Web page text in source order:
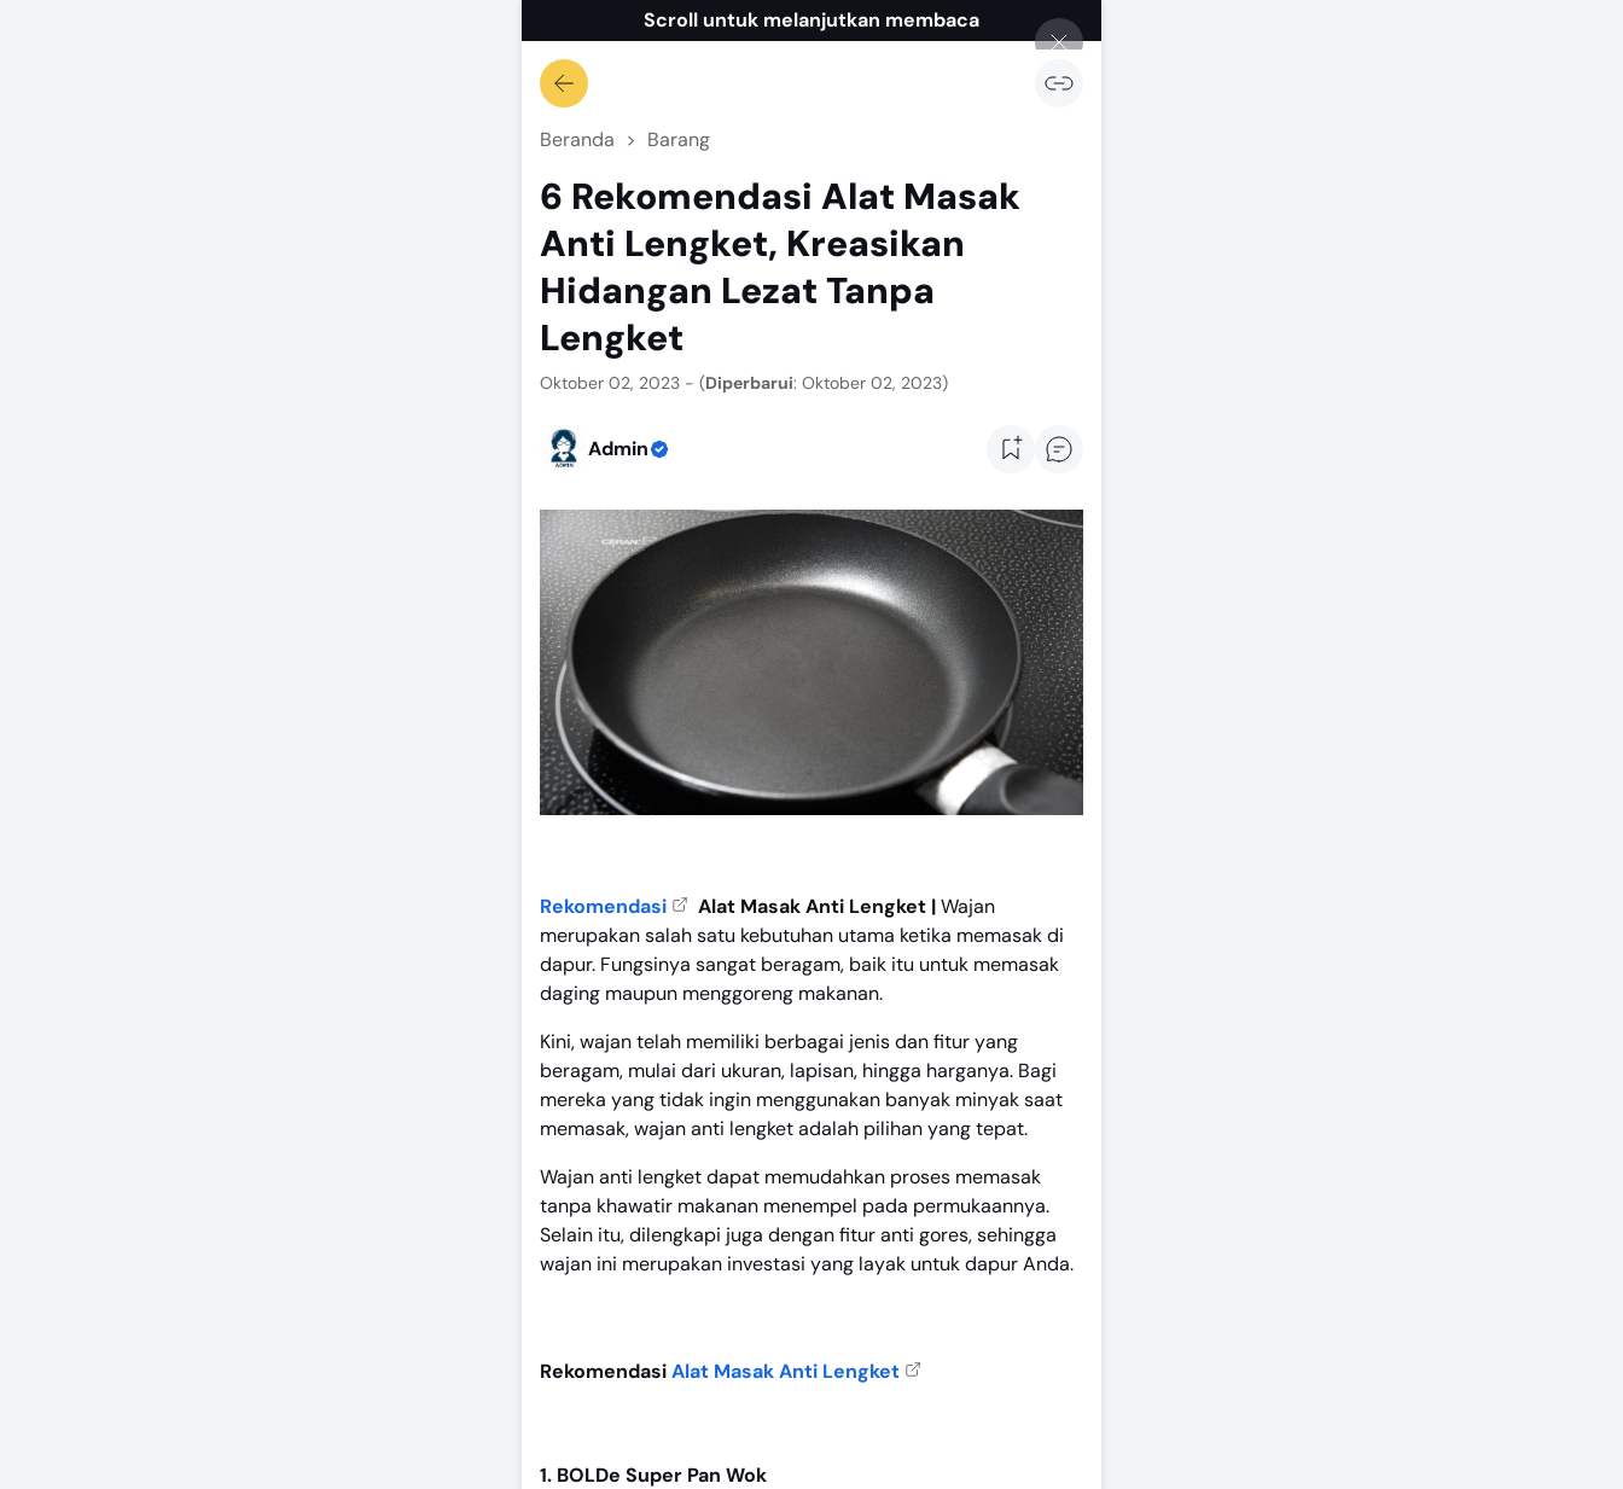
Scroll untuk melanjutkan membaca
Beranda Barang
6 Rekomendasi Alat Masak
Anti Lengket, Kreasikan
Hidangan Lezat Tanpa
Lengket
Oktober 02, 2023 - (Diperbarui: Oktober 02, 2023)
Admin
Rekomendasi Alat Masak Anti Lengket |Wajan
merupakan salah satu kebutuhan utama ketika memasak di
dapur. Fungsinya sangat beragam, baik itu untuk memasak
daging maupun menggoreng makanan.
Kini, wajan telah memiliki berbagai jenis dan fitur yang
beragam, mulai dari ukuran, lapisan, hingga harganya. Bagi
mereka yang tidak ingin menggunakan banyak minyak saat
memasak, wajan anti lengket adalah pilihan yang tepat.
Wajan anti lengket dapat memudahkan proses memasak
tanpa khawatir makanan menempel pada permukaannya.
Selain itu, dilengkapi juga dengan fitur anti gores, sehingga
wajan ini merupakan investasi yang layak untuk dapur Anda.
RekomendasiAlat Masak Anti Lengket
1. BOLDe Super Pan Wok